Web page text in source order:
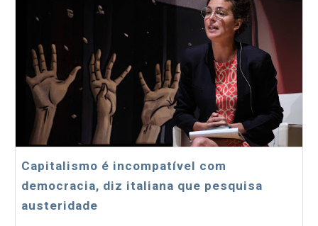
Capitalismo é incompatível com
democracia, diz italiana que pesquisa
austeridade